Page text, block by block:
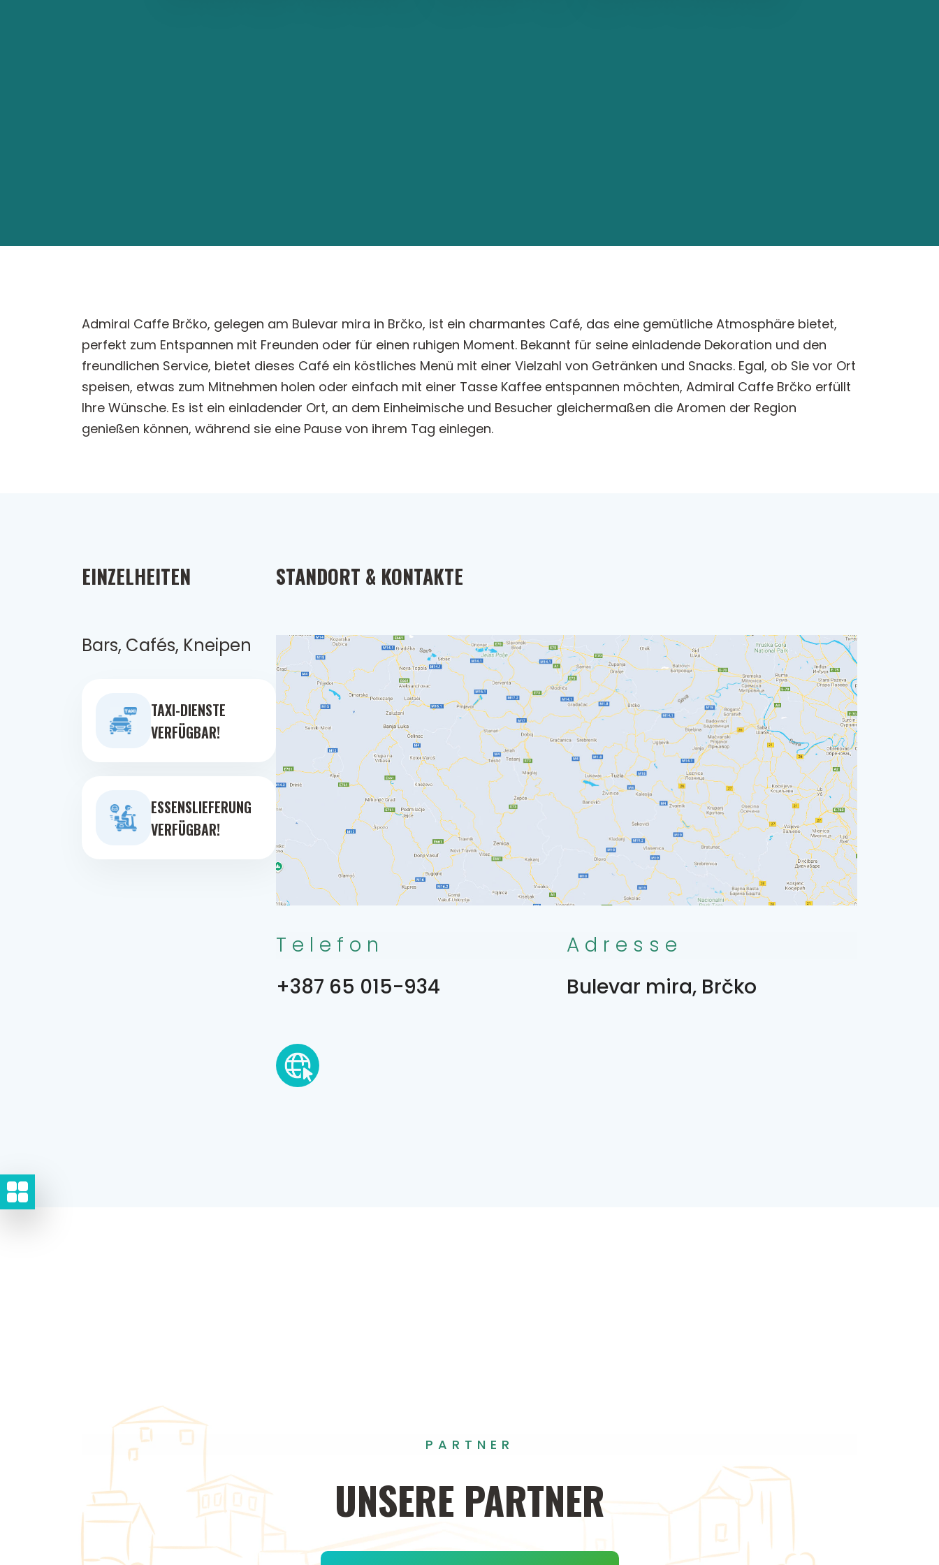
Admiral Caffe Brčko, gelegen am Bulevar mira in Brčko, ist ein charmantes Café, das eine gemütliche Atmosphäre bietet,
perfekt zum Entspannen mit Freunden oder für einen ruhigen Moment. Bekannt für seine einladende Dekoration und den
freundlichen Service, bietet dieses Café ein köstliches Menü mit einer Vielzahl von Getränken und Snacks. Egal, ob Sie vor Ort
speisen, etwas zum Mitnehmen holen oder einfach mit einer Tasse Kaffee entspannen möchten, Admiral Caffe Brčko erfüllt
Ihre Wünsche. Es ist ein einladender Ort, an dem Einheimische und Besucher gleichermaßen die Aromen der Region
genießen können, während sie eine Pause von ihrem Tag einlegen.
EINZELHEITEN
Bars, Cafés, Kneipen
TAXI-DIENSTE
VERFÜGBAR!
ESSENSLIEFERUNG
VERFÜGBAR!
STANDORT & KONTAKTE
Telefon
+387 65 015-934
Adresse
Bulevar mira, Brčko
PARTNER
UNSERE PARTNER